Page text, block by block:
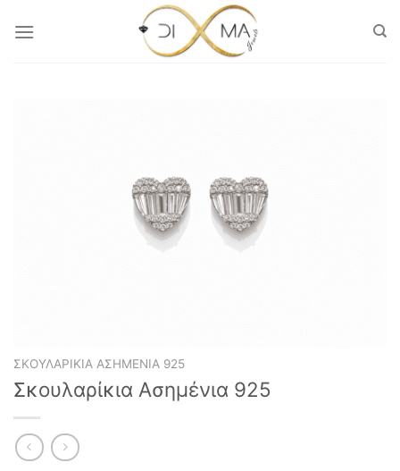
στο
ΣΚΟΥΛΑΡΊΚΙΑ ΑΣΗΜΈΝΙΑ 925
Σκουλαρίκια Ασημένια 925